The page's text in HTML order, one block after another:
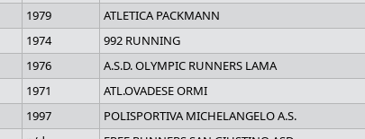
1979 ATLETICA PACKMANN
1974 992 RUNNING
1976 A.S.D. OLYMPIC RUNNERS LAMA
1971 ATL.OVADESE ORMI
1997 POLISPORTIVA MICHELANGELO A.S.